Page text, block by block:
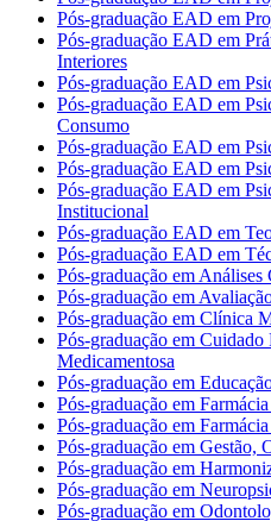
Pós-graduação EAD em
Pós-graduação EAD em
Interiores
Pós-graduação EAD em
Pós-graduação EAD em
Consumo
Pós-graduação EAD em
Pós-graduação EAD em
Pós-graduação EAD em
Institucional
Pós-graduação EAD em
Pós-graduação EAD em
Pós-graduação em Análises
Pós-graduação em
Pós-graduação em Clínica
Pós-graduação em Cuidado
Medicamentosa
Pós-graduação em
Pós-graduação em
Pós-graduação em
Pós-graduação em Gestão,
Pós-graduação em
Pós-graduação em
Pós-graduação em